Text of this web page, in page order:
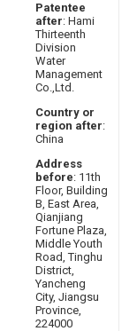
Patentee
after: Hami
Thirteenth
Division
Water
Management
Co.,Ltd.
Country or
region after:
China
Address
before: 11th
Floor, Building
B, East Area,
Qianjiang
Fortune Plaza,
Middle Youth
Road, Tinghu
District,
Yancheng
City, Jiangsu
Province,
224000